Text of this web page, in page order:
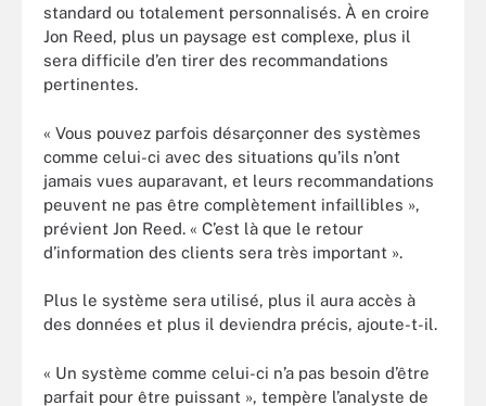
standard ou totalement personnalisés. À en croire
Jon Reed, plus un paysage est complexe, plus il
sera difficile d’en tirer des recommandations
pertinentes.
« Vous pouvez parfois désarçonner des systèmes
comme celui-ci avec des situations qu’ils n’ont
jamais vues auparavant, et leurs recommandations
peuvent ne pas être complètement infaillibles »,
prévient Jon Reed. « C’est là que le retour
d’information des clients sera très important ».
Plus le système sera utilisé, plus il aura accès à
des données et plus il deviendra précis, ajoute-t-il.
« Un système comme celui-ci n’a pas besoin d’être
parfait pour être puissant », tempère l’analyste de